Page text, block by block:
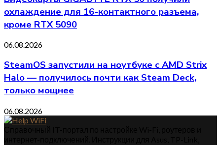
охлаждение для 16-контактного разъема,
кроме RTX 5090
06.08.2026
SteamOS запустили на ноутбуке с AMD Strix
Halo — получилось почти как Steam Deck,
только мощнее
06.08.2026